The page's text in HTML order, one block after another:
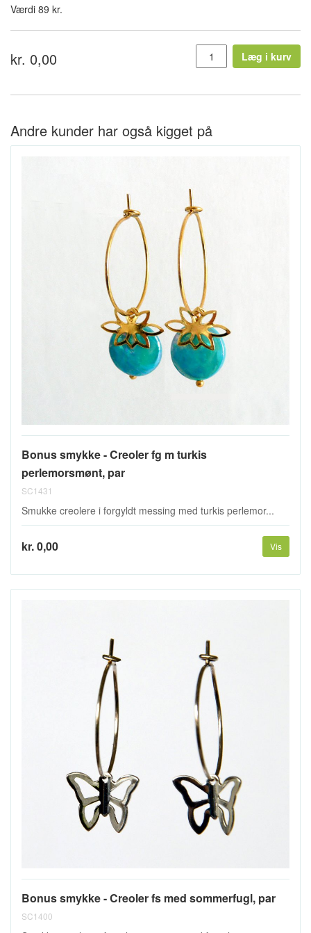
Værdi 89 kr.
kr. 0,00 Læg i kurv
Andre kunder har også kigget på
Bonus smykke - Creoler fg m turkis
perlemorsmønt, par
SC1431
Smukke creolere i forgyldt messing med turkis perlemor...
kr. 0,00 Vis
Bonus smykke - Creoler fs med sommerfugl, par
SC1400